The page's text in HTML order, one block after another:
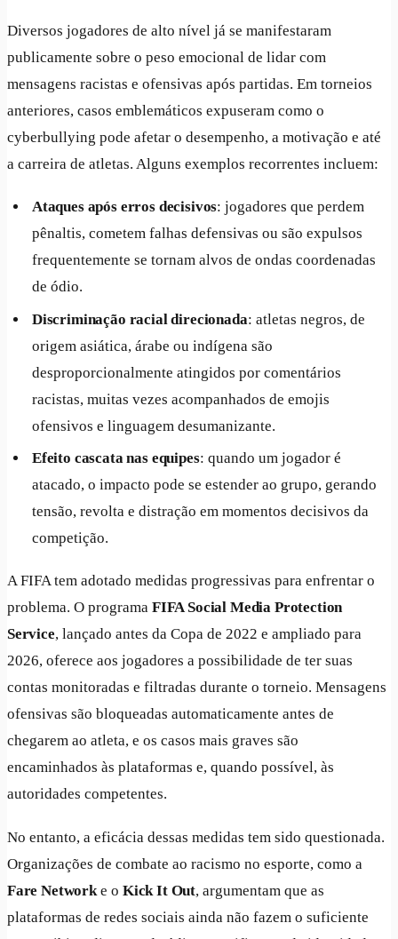
Diversos jogadores de alto nível já se manifestaram
publicamente sobre o peso emocional de lidar com
mensagens racistas e ofensivas após partidas. Em torneios
anteriores, casos emblemáticos expuseram como o
cyberbullying pode afetar o desempenho, a motivação e até
a carreira de atletas. Alguns exemplos recorrentes incluem:
Ataques após erros decisivos: jogadores que perdem
pênaltis, cometem falhas defensivas ou são expulsos
frequentemente se tornam alvos de ondas coordenadas
de ódio.
Discriminação racial direcionada: atletas negros, de
origem asiática, árabe ou indígena são
desproporcionalmente atingidos por comentários
racistas, muitas vezes acompanhados de emojis
ofensivos e linguagem desumanizante.
Efeito cascata nas equipes: quando um jogador é
atacado, o impacto pode se estender ao grupo, gerando
tensão, revolta e distração em momentos decisivos da
competição.
A FIFA tem adotado medidas progressivas para enfrentar o
problema. O programa FIFA Social Media Protection
Service, lançado antes da Copa de 2022 e ampliado para
2026, oferece aos jogadores a possibilidade de ter suas
contas monitoradas e filtradas durante o torneio. Mensagens
ofensivas são bloqueadas automaticamente antes de
chegarem ao atleta, e os casos mais graves são
encaminhados às plataformas e, quando possível, às
autoridades competentes.
No entanto, a eficácia dessas medidas tem sido questionada.
Organizações de combate ao racismo no esporte, como a
Fare Networke o Kick It Out, argumentam que as
plataformas de redes sociais ainda não fazem o suficiente